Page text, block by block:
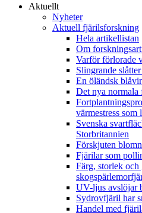
Aktuellt
Nyheter
Aktuell fjärilsforskning
Hela artikellistan
Om
Varför förlorade
Slingrande
En öländsk
Det nya normala
värmestress som
Svenska
Storbritannien
Förskjuten
Fjärilar som
Färg, storlek
UV-ljus avslöjar
Sydrovfjäril har
Handel med